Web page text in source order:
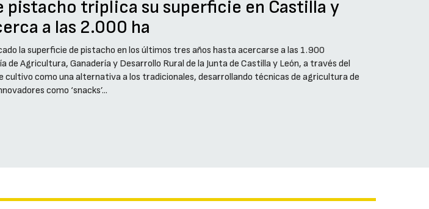
pistacho triplica su superficie en Castilla y
a las 2.000 ha
la superficie de pistacho en los últimos tres años hasta acercarse a las 1.900
de Agricultura, Ganadería y Desarrollo Rural de la Junta de Castilla y León, a través del
cultivo como una alternativa a los tradicionales, desarrollando técnicas de agricultura de
como ‘snacks’...